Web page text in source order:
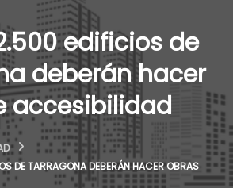
edificios de
deberán hacer
accesibilidad
DE TARRAGONA DEBERÁN HACER OBRAS